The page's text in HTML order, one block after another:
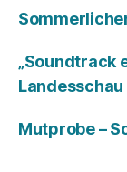
„Soundtrack
Landesschau
Mutprobe –